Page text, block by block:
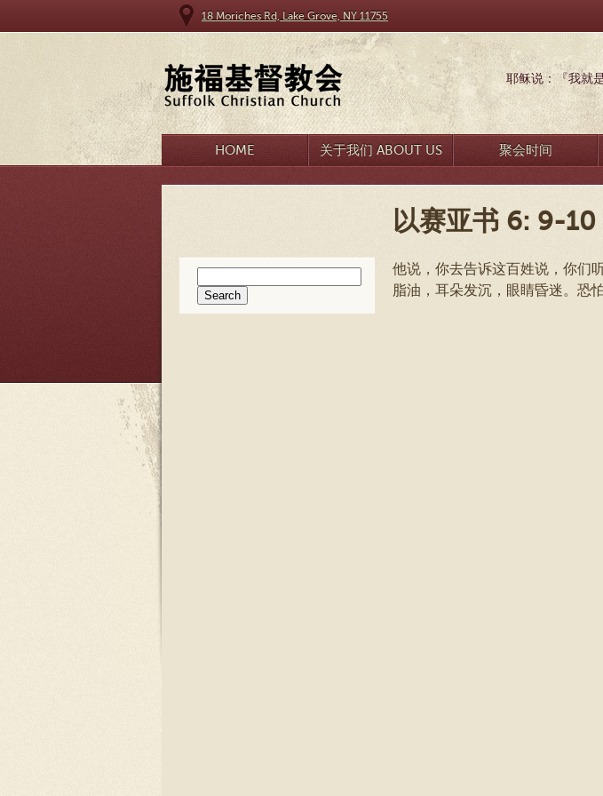
18 Moriches Rd, Lake Grove, NY 11755
耶稣说：『我就
HOME 关于我们 ABOUT US 聚会时间
以赛亚书 6: 9-10
for:
他说，你去告诉这百姓说，你们
脂油，耳朵发沉，眼睛昏迷。恐